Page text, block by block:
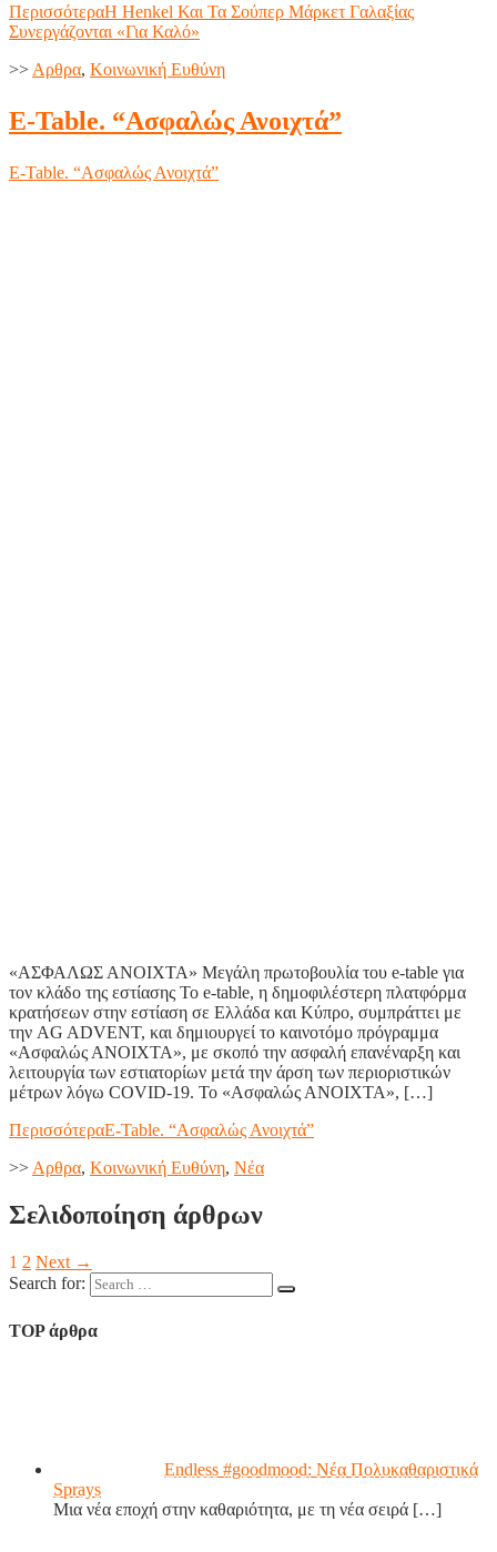
ΠερισσότεραΗ Henkel Και Τα Σούπερ Μάρκετ Γαλαξίας
Συνεργάζονται «Για Καλό»
>>Aρθρα, Κοινωνική Ευθύνη
E-Table. “Ασφαλώς Ανοιχτά”
E-Table. “Ασφαλώς Ανοιχτά”
«ΑΣΦΑΛΩΣ ΑΝΟΙΧΤΑ» Μεγάλη πρωτοβουλία του e-table για
τον κλάδο της εστίασης Το e-table, η δημοφιλέστερη πλατφόρμα
κρατήσεων στην εστίαση σε Ελλάδα και Κύπρο, συμπράττει με
την AG ADVENT, και δημιουργεί το καινοτόμο πρόγραμμα
«Ασφαλώς ΑΝΟΙΧΤΑ», με σκοπό την ασφαλή επανέναρξη και
λειτουργία των εστιατορίων μετά την άρση των περιοριστικών
μέτρων λόγω COVID-19. Το «Ασφαλώς ΑΝΟΙΧΤΑ», […]
ΠερισσότεραE-Table. “Ασφαλώς Ανοιχτά”
>>Aρθρα, Κοινωνική Ευθύνη, Νέα
Σελιδοποίηση άρθρων
1 2 Next →
Search for:
TOP άρθρα
Endless #goodmood: Νέα Πολυκαθαριστικά
Sprays
Μια νέα εποχή στην καθαριότητα, με τη νέα σειρά […]